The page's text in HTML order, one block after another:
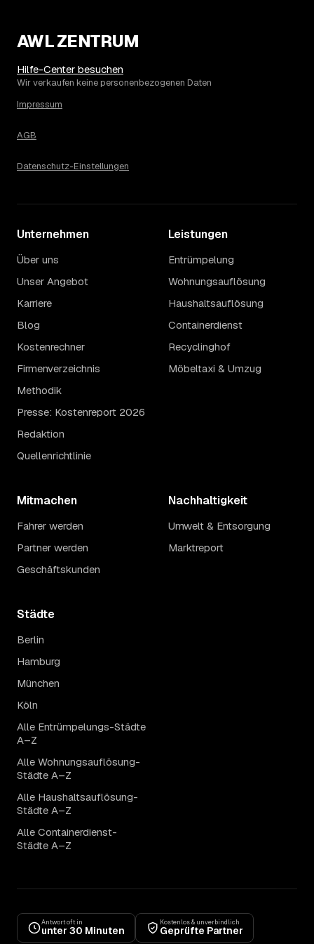
AWL ZENTRUM
Hilfe-Center besuchen
Wir verkaufen keine personenbezogenen Daten
Impressum
AGB
Datenschutz-Einstellungen
Unternehmen
Über uns
Unser Angebot
Karriere
Blog
Kostenrechner
Firmenverzeichnis
Methodik
Presse: Kostenreport 2026
Redaktion
Quellenrichtlinie
Leistungen
Entrümpelung
Wohnungsauflösung
Haushaltsauflösung
Containerdienst
Recyclinghof
Möbeltaxi & Umzug
Mitmachen
Fahrer werden
Partner werden
Geschäftskunden
Nachhaltigkeit
Umwelt & Entsorgung
Marktreport
Städte
Berlin
Hamburg
München
Köln
Alle Entrümpelungs-Städte
A–Z
Alle Wohnungsauflösung-
Städte A–Z
Alle Haushaltsauflösung-
Städte A–Z
Alle Containerdienst-
Städte A–Z
Antwort oft in
unter 30 Minuten
Kostenlos & unverbindlich
Geprüfte Partner